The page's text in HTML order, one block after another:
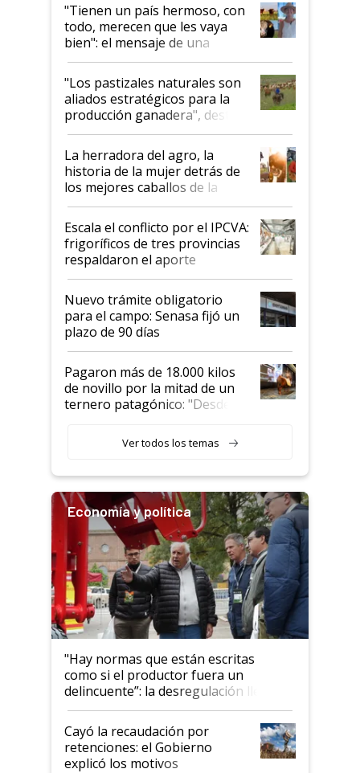
"Tienen un país hermoso, con
todo, merecen que les vaya
bien": el mensaje de una
ganadera uruguaya sobre las
oportunidades que se abren
para el agro en Argentina, con
foco en la carne
"Los pastizales naturales son
aliados estratégicos para la
producción ganadera", destaca
la iniciativa que ya reúne a 46
establecimientos en Argentina
La herradora del agro, la
historia de la mujer detrás de
los mejores caballos de la
Argentina y los mitos que
todavía hacen sufrir a estos
animales: "Mientras me
descalificaban, yo seguí
haciendo currículum"
Escala el conflicto por el IPCVA:
frigoríficos de tres provincias
respaldaron el aporte
obligatorio
Nuevo trámite obligatorio
para el campo: Senasa fijó un
plazo de 90 días
Pagaron más de 18.000 kilos
de novillo por la mitad de un
ternero patagónico: "Desde
llamar la atención"
Ver todos los temas
Economía y política
"Hay normas que están escritas
como si el productor fuera un
delincuente”: la desregulación llegó
al Congreso Aapresid y hasta se
habló del financiamiento al IPCVA
Cayó la recaudación por
retenciones: el Gobierno
explicó los motivos